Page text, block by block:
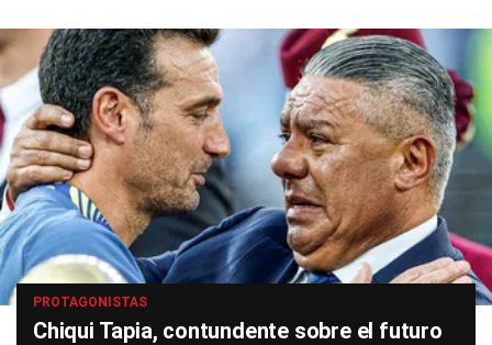
PROTAGONISTAS
Chiqui Tapia, contundente sobre el futuro